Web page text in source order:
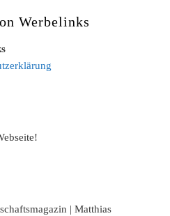
Werbelinks
| Matthias